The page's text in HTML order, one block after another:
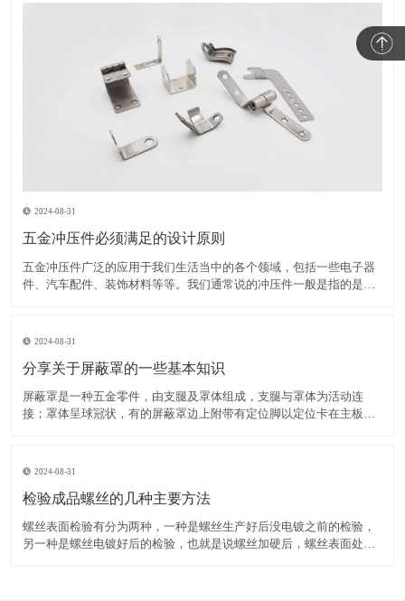
2024-08-31
五金冲压件必须满足的设计原则
五金冲压件广泛的应用于我们生活当中的各个领域，包括一些电子器
件、汽车配件、装饰材料等等。我们通常说的冲压件一般是指的是冷
成你想要的盘子了，这就是冷冲压，就是直接用模具对五金材料
2024-08-31
分享关于屏蔽罩的一些基本知识
屏蔽罩是一种五金零件，由支腿及罩体组成，支腿与罩体为活动连
接；罩体呈球冠状，有的屏蔽罩边上附带有定位脚以定位卡在主板相
一个屏蔽架，屏蔽框扣在屏蔽架上），但方便后期对里面芯片及电
2024-08-31
检验成品螺丝的几种主要方法
螺丝表面检验有分为两种，一种是螺丝生产好后没电镀之前的检验，
另一种是螺丝电镀好后的检验，也就是说螺丝加硬后，螺丝表面处理